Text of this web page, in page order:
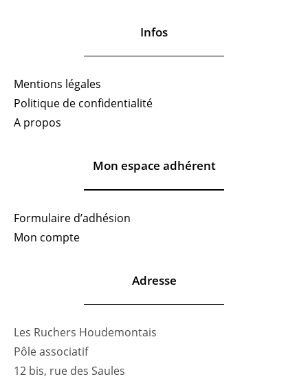
Infos
Mentions légales
Politique de confidentialité
A propos
Mon espace adhérent
Formulaire d’adhésion
Mon compte
Adresse
Les Ruchers Houdemontais
Pôle associatif
12 bis, rue des Saules